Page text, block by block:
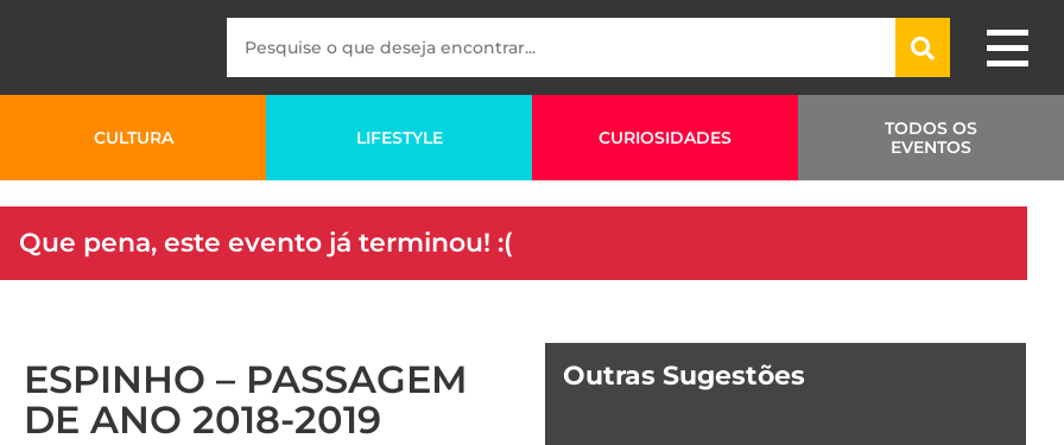
CULTURA LIFESTYLE CURIOSIDADES
TODOS OS
EVENTOS
Que pena, este evento já terminou! :(
ESPINHO – PASSAGEM
DE ANO 2018-2019
Outras Sugestões